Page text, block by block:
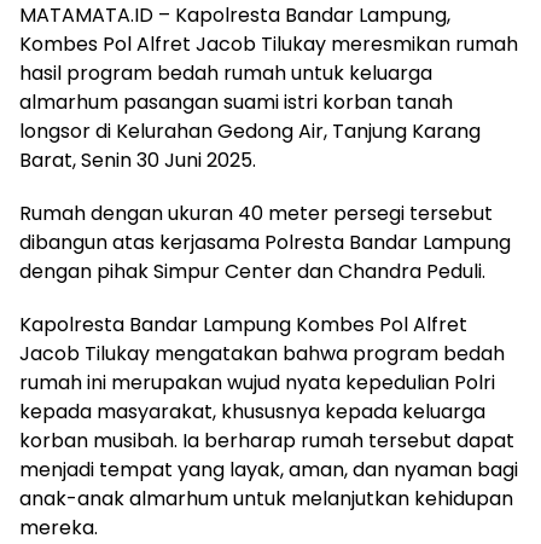
MATAMATA.ID – Kapolresta Bandar Lampung,
Kombes Pol Alfret Jacob Tilukay meresmikan rumah
hasil program bedah rumah untuk keluarga
almarhum pasangan suami istri korban tanah
longsor di Kelurahan Gedong Air, Tanjung Karang
Barat, Senin 30 Juni 2025.
Rumah dengan ukuran 40 meter persegi tersebut
dibangun atas kerjasama Polresta Bandar Lampung
dengan pihak Simpur Center dan Chandra Peduli.
Kapolresta Bandar Lampung Kombes Pol Alfret
Jacob Tilukay mengatakan bahwa program bedah
rumah ini merupakan wujud nyata kepedulian Polri
kepada masyarakat, khususnya kepada keluarga
korban musibah. Ia berharap rumah tersebut dapat
menjadi tempat yang layak, aman, dan nyaman bagi
anak-anak almarhum untuk melanjutkan kehidupan
mereka.